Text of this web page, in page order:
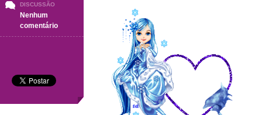
DISCUSSÃO
Nenhum
comentárioem
Dolls